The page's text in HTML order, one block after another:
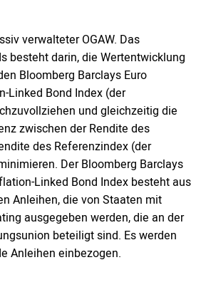
verwalteter OGAW. Das
besteht darin, die Wertentwicklung
Bloomberg Barclays Euro
Linked Bond Index (der
und gleichzeitig die
zwischen der Rendite des
des Referenzindex (der
Der Bloomberg Barclays
Linked Bond Index besteht aus
Anleihen, die von Staaten mit
ausgegeben werden, die an der
beteiligt sind. Es werden
Anleihen einbezogen.